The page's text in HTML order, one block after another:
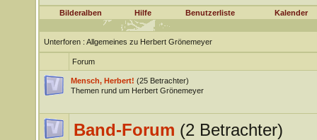
Bilderalben Hilfe Benutzerliste Kalender
Unterforen: Allgemeines zu Herbert Grönemeyer
Forum
Mensch, Herbert! (25 Betrachter)
Themen rund um Herbert Grönemeyer
Band-Forum (2 Betrachter)